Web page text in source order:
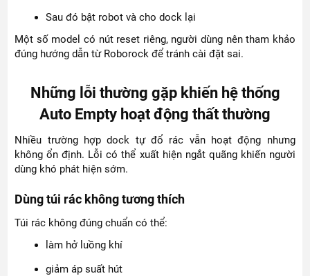
Sau đó bật robot và cho dock lại
Một số model có nút reset riêng, người dùng nên tham khảo
đúng hướng dẫn từ Roborock để tránh cài đặt sai.
Những lỗi thường gặp khiến hệ thống
Auto Empty hoạt động thất thường
Nhiều trường hợp dock tự đổ rác vẫn hoạt động nhưng
không ổn định. Lỗi có thể xuất hiện ngắt quãng khiến người
dùng khó phát hiện sớm.
Dùng túi rác không tương thích
Túi rác không đúng chuẩn có thể:
làm hở luồng khí
giảm áp suất hút